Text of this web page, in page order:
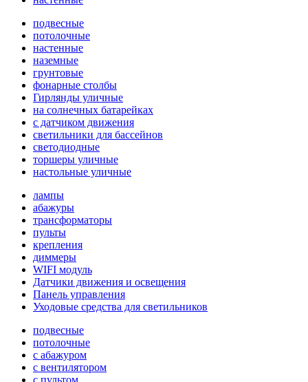
подвесные
потолочные
настенные
наземные
грунтовые
фонарные столбы
Гирлянды уличные
на солнечных батарейках
с датчиком движения
светильники для бассейнов
светодиодные
торшеры уличные
настольные уличные
лампы
абажуры
трансформаторы
пульты
крепления
диммеры
WIFI модуль
Датчики движения и освещения
Панель управления
Уходовые средства для светильников
подвесные
потолочные
с абажуром
с вентилятором
с пультом